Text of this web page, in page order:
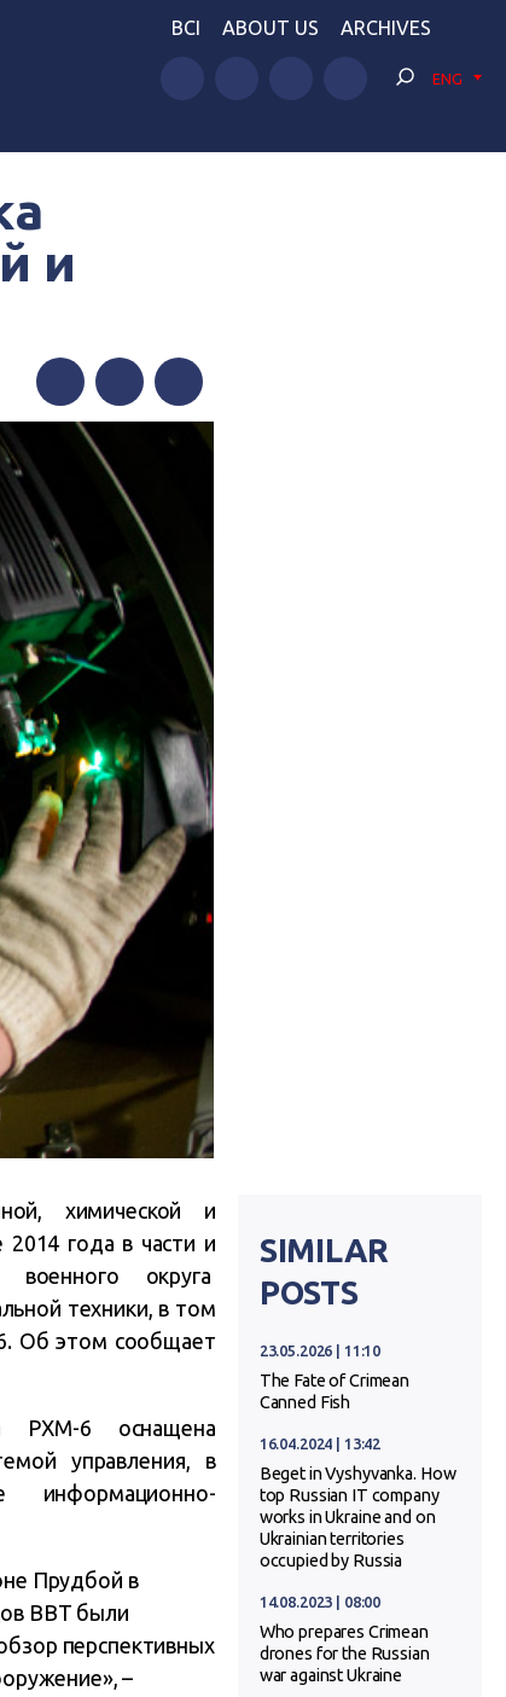
BCI ABOUT US ARCHIVES
ENG
и
Facebook Telegram
химической и
года в части и
округа
техники, в том
Об этом сообщает
РХМ-6 оснащена
управления, в
Прудбой в
ВВТ были
перспективных
–
SIMILAR
POSTS
23.05.2026 | 11:10
The Fate of Crimean
Canned Fish
16.04.2024 | 13:42
Beget in Vyshyvanka. How
top Russian IT company
works in Ukraine and on
Ukrainian territories
occupied by Russia
14.08.2023 | 08:00
Who prepares Crimean
drones for the Russian
war against Ukraine